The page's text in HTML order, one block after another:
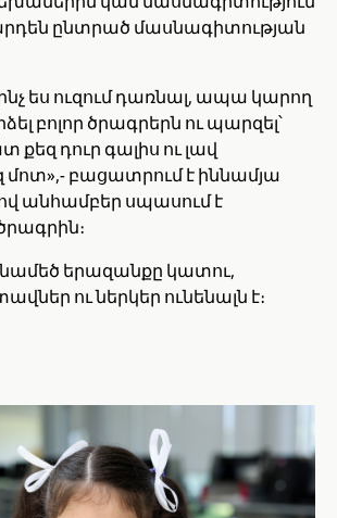
ընտրած մասնագիտության
ես ուզում դառնալ, ապա կարող
բոլոր ծրագրերն ու պարզել՝
քեզ դուր գալիս ու լավ
մոտ»,- բացատրում է իննամյա
անհամբեր սպասում է
երազանքը կատու,
ու ներկեր ունենալն է։